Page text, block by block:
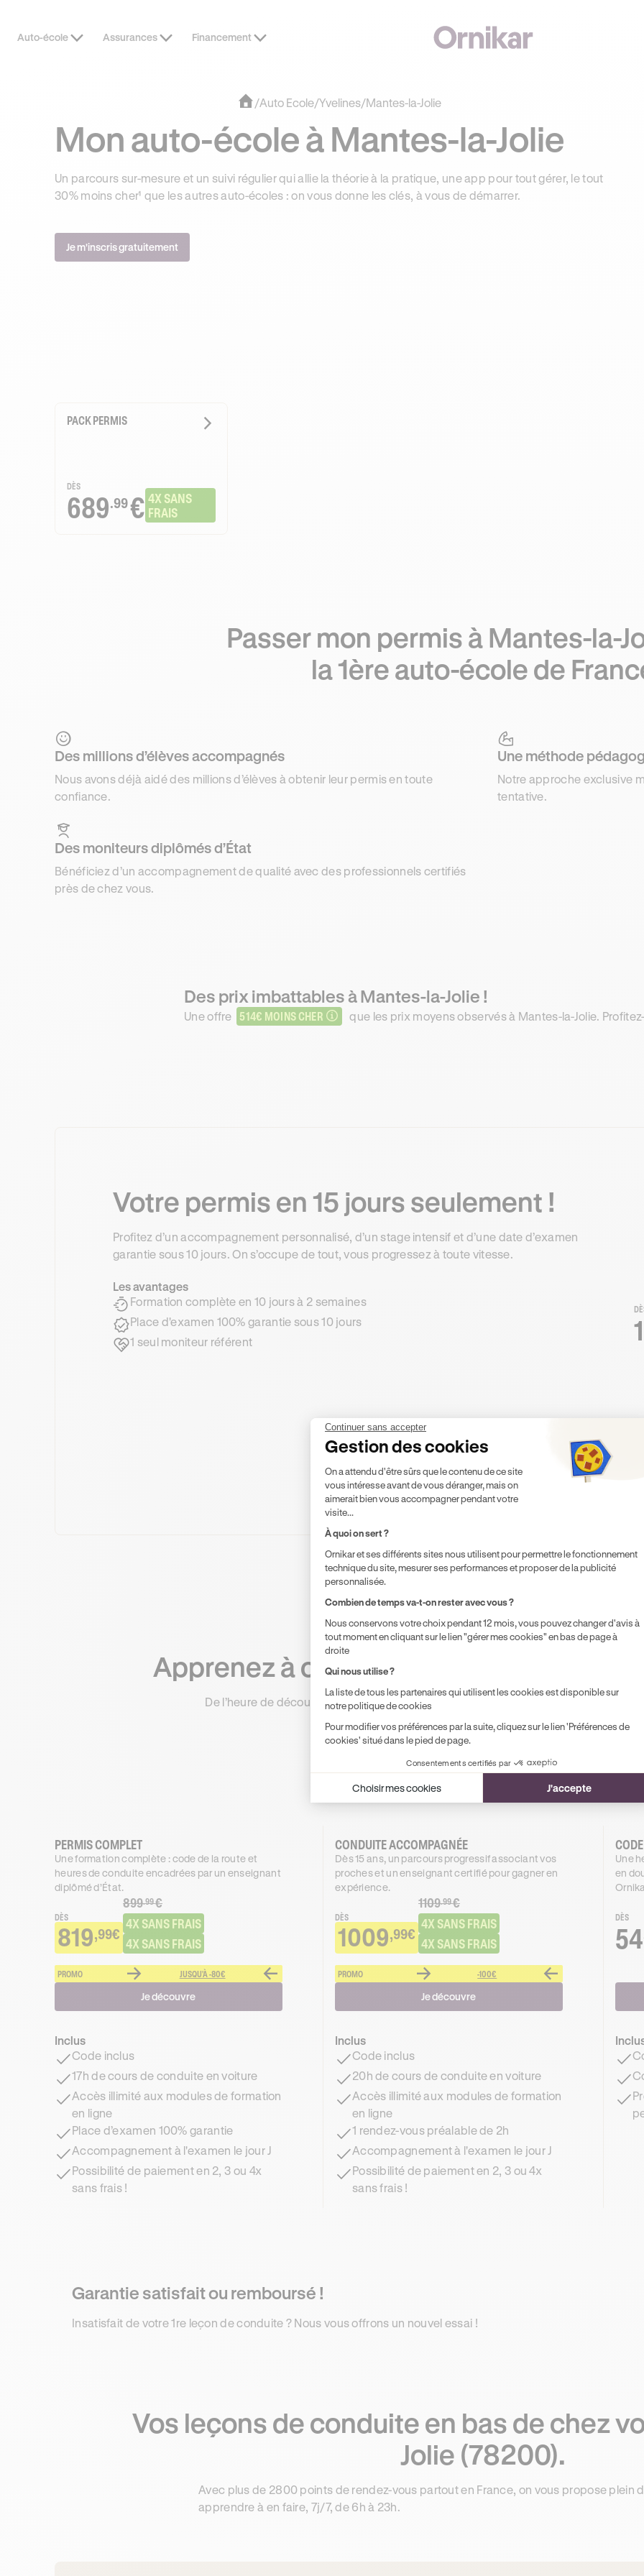
OFFRE EXCLUSIVE JUSQU’À 170€ OFFERTS AVEC REVOLUT + 3 MOIS DEEZER PREMIUM OFFERTS* !
Auto-école Assurances Financement
/Auto Ecole/Yvelines/Mantes-la-Jolie
Mon auto-école à Mantes-la-Jolie
Un parcours sur-mesure et un suivi régulier qui allie la théorie à la pratique, une app pour tout gérer, le tout
30% moins cher¹ que les autres auto-écoles : on vous donne les clés, à vous de démarrer.
Je m'inscris gratuitement
PACK PERMIS
DÈS
689.99€ 4X SANS
FRAIS
Passer mon permis à Mantes-la-
la 1ère auto-école de
Des millions d’élèves accompagnés
Nous avons déjà aidé des millions d’élèves à obtenir leur permis en toute
confiance.
Une méthode
Notre approche exclusive
tentative.
Des moniteurs diplômés d’État
Bénéficiez d’un accompagnement de qualité avec des professionnels certifiés
près de chez vous.
Des prix imbattables à Mantes-la-Jolie !
Une offre 514€ MOINS CHER que les prix moyens observés à Mantes-la-Jolie.
Votre permis en 15 jours seulement !
Profitez d’un accompagnement personnalisé, d’un stage intensif et d’une date d’examen
garantie sous 10 jours. On s’occupe de tout, vous progressez à toute vitesse.
Les avantages
Formation complète en 10 jours à 2 semaines
Place d'examen 100% garantie sous 10 jours
1 seul moniteur référent
Apprenez à conduire à Mantes-la-Jolie
De l’heure de découverte au permis complet, nos formations s'adaptent à vos
Boite manuelle Boîte automatique
PERMIS COMPLET
Une formation complète : code de la route et
heures de conduite encadrées par un enseignant
diplômé d’État.
DÈS
819,99€
899 .99€
4X SANS FRAIS
4X SANS FRAIS
PROMO JUSQU'À -80€
Je découvre
Inclus
Code inclus
17h de cours de conduite en voiture
Accès illimité aux modules de formation
en ligne
Place d’examen 100% garantie
Accompagnement à l'examen le jour J
Possibilité de paiement en 2, 3 ou 4x
sans frais !
CONDUITE ACCOMPAGNÉE
Dès 15 ans, un parcours progressif associant vos
proches et un enseignant certifié pour gagner en
expérience.
DÈS
1009,99€
1109.99€
4X SANS FRAIS
4X SANS FRAIS
PROMO -100€
Je découvre
Inclus
Code inclus
20h de cours de conduite en voiture
Accès illimité aux modules de formation
en ligne
1 rendez-vous préalable de 2h
Accompagnement à l'examen le jour J
Possibilité de paiement en 2, 3 ou 4x
sans frais !
Une
en
DÈS
54
Garantie satisfait ou remboursé !
Insatisfait de votre 1re leçon de conduite ? Nous vous offrons un nouvel essai !
Vos leçons de conduite en bas de chez
Jolie (78200).
Avec plus de 2800 points de rendez-vous partout en France, on vous propose plein
apprendre à en faire, 7j/7, de 6h à 23h.
Continuer sans accepter
Gestion des cookies
Plateforme de Gestion du
On a attendu d'être sûrs que le contenu de ce site
vous intéresse avant de vous déranger, mais on
aimerait bien vous accompagner pendant votre
visite...
À quoi on sert ?
Ornikar et ses différents sites nous utilisent pour permettre le fonctionnement
technique du site, mesurer ses performances et proposer de la publicité
personnalisée.
Combien de temps va-t-on rester avec vous ?
Nous conservons votre choix pendant 12 mois, vous pouvez changer d'avis à
tout moment en cliquant sur le lien "gérer mes cookies" en bas de page à
droite
Qui nous utilise ?
La liste de tous les partenaires qui utilisent les cookies est disponible sur
notre politique de cookies
Pour modifier vos préférences par la suite, cliquez sur le lien 'Préférences de
cookies' situé dans le pied de page.
Consentements certifiés par
Choisir mes cookies J'accepte
Axeptio consent